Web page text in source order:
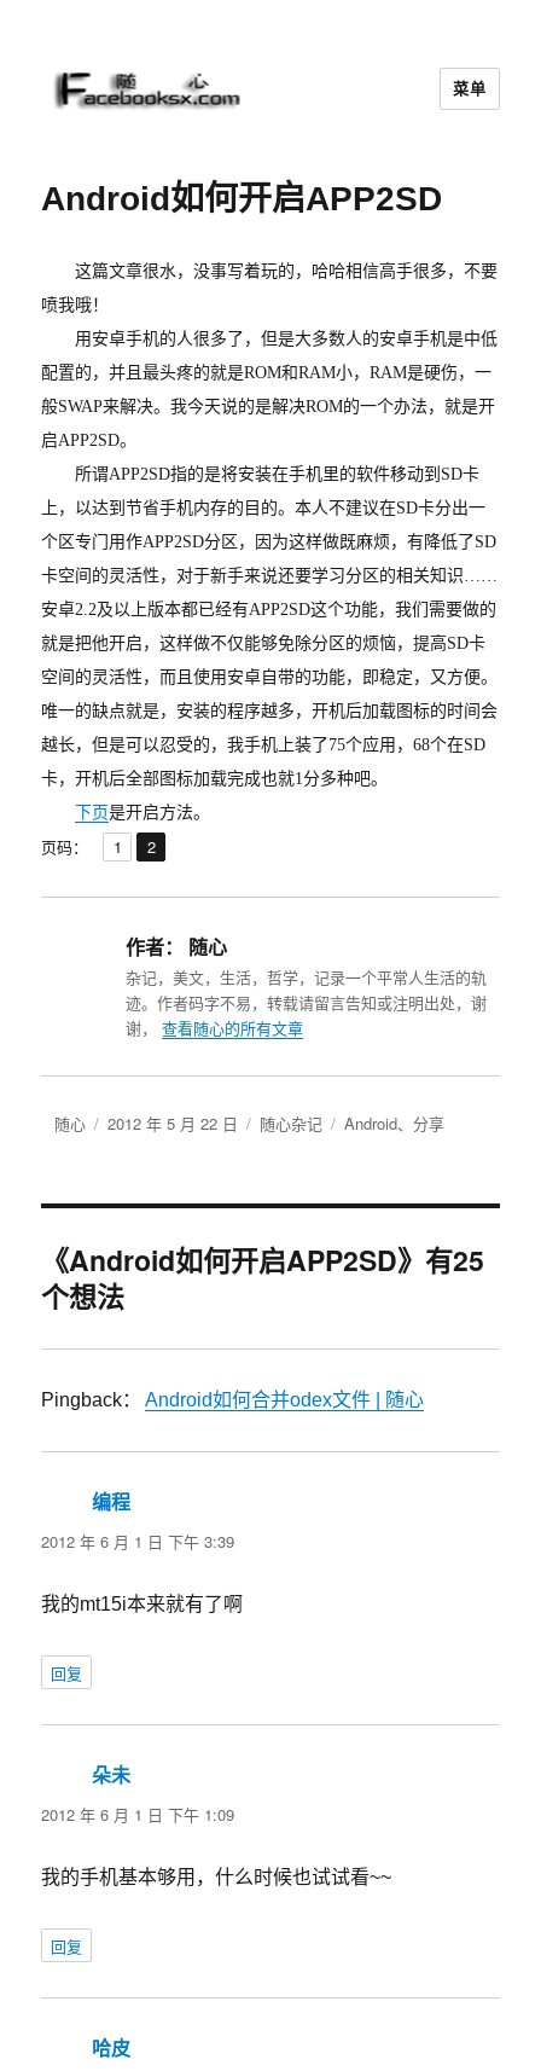
菜单
Android如何开启APP2SD
这篇文章很水，没事写着玩的，哈哈相信高手很多，不要
喷我哦！
用安卓手机的人很多了，但是大多数人的安卓手机是中低
配置的，并且最头疼的就是ROM和RAM小，RAM是硬伤，一
般SWAP来解决。我今天说的是解决ROM的一个办法，就是开
启APP2SD。
所谓APP2SD指的是将安装在手机里的软件移动到SD卡
上，以达到节省手机内存的目的。本人不建议在SD卡分出一
个区专门用作APP2SD分区，因为这样做既麻烦，有降低了SD
卡空间的灵活性，对于新手来说还要学习分区的相关知识……
安卓2.2及以上版本都已经有APP2SD这个功能，我们需要做的
就是把他开启，这样做不仅能够免除分区的烦恼，提高SD卡
空间的灵活性，而且使用安卓自带的功能，即稳定，又方便。
唯一的缺点就是，安装的程序越多，开机后加载图标的时间会
越长，但是可以忍受的，我手机上装了75个应用，68个在SD
卡，开机后全部图标加载完成也就1分多种吧。
下页是开启方法。
页码： 页1 ,
页
2
作者： 随心
杂记，美文，生活，哲学，记录一个平常人生活的轨
迹。作者码字不易，转载请留言告知或注明出处，谢
谢，查看随心的所有文章
作
随心
发
2012 年 5 月 22 日
分
随心杂记
标
Android、分享
《Android如何开启APP2SD》有25
个想法
Pingback：Android如何合并odex文件 | 随心
编程
道：
2012 年 6 月 1 日 下午 3:39
我的mt15i本来就有了啊
回复
朵未
道：
2012 年 6 月 1 日 下午 1:09
我的手机基本够用，什么时候也试试看~~
回复
哈皮